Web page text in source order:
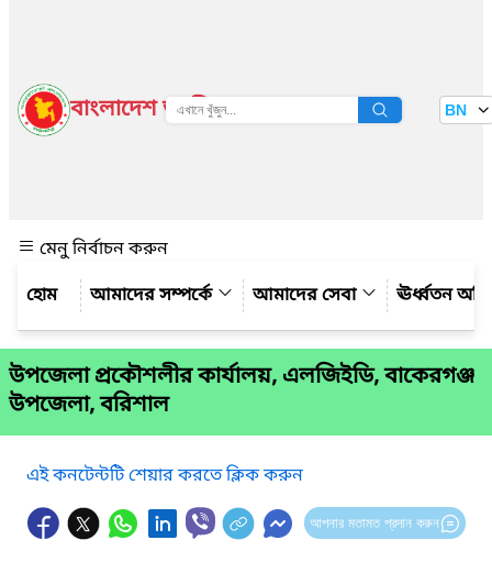
বাংলাদেশ জাতীয় তথ্য বাতায়ন BN
মেনু নির্বাচন করুন
আমাদের সম্পর্কে
আমাদের সেবা ঊর্ধ্বতন
উপজেলা প্রকৌশলীর কার্যালয়, এলজিইডি, বাকেরগঞ্জ
উপজেলা, বরিশাল
এই কনটেন্টটি শেয়ার করতে ক্লিক করুন
আপনার মতামত প্রদান করুন